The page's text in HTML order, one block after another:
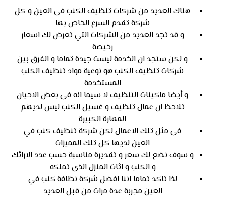
هناك العديد من شركات تنظيف الكنب فى العين و كل
شركة تقدم السرع الخاص بها
و قد تجد العديد من الشركات التي تعرض لك اسعار
رخيصة
و لكن ستجد ان الخدمة ليست جيدة تماما و الفرق بين
شركات تنظيف الكنب هو نوعية مواد تنظيف الكنب
المستخدمة
و أيضا ماكينات التنظيف لا سيما انه فى بعض الاحيان
تلاحظ ان عمال تنظيف و غسيل الكنب ليس لديهم
المهارة الكبيرة
فى مثل تلك الاعمال لكن شركة تنظيف كنب في
العين لديها كل تلك المميزات
و سوف نضع لك سعر و تقديرة مناسبة حسب عدد الارائك
و الكنب و اثاث المنزل الذى تملكه
لذا تاكد تماما اننا افضل شركة نظافة كنب في
العين مجربة عدة مرات من قبل العديد